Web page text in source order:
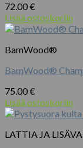
72.00€
Lisää ostoskoriin
BamWood®
BamWood®
75.00€
Lisää ostoskoriin
LATTIA JA